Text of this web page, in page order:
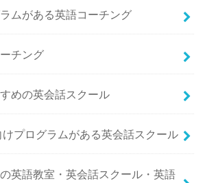
ムがある英語コーチング
チング
めの英会話スクール
プログラムがある英会話スクール
英語教室・英会話スクール・英語